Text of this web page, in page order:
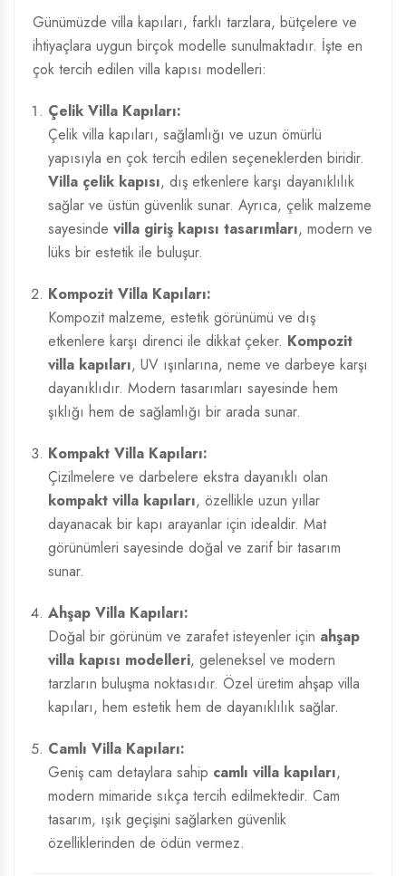
Günümüzde villa kapıları, farklı tarzlara, bütçelere ve
ihtiyaçlara uygun birçok modelle sunulmaktadır. İşte en
çok tercih edilen villa kapısı modelleri:
Çelik Villa Kapıları:
Çelik villa kapıları, sağlamlığı ve uzun ömürlü
yapısıyla en çok tercih edilen seçeneklerden biridir.
Villa çelik kapısı, dış etkenlere karşı dayanıklılık
sağlar ve üstün güvenlik sunar. Ayrıca, çelik malzeme
sayesinde villa giriş kapısı tasarımları, modern ve
lüks bir estetik ile buluşur.
Kompozit Villa Kapıları:
Kompozit malzeme, estetik görünümü ve dış
etkenlere karşı direnci ile dikkat çeker. Kompozit
villa kapıları, UV ışınlarına, neme ve darbeye karşı
dayanıklıdır. Modern tasarımları sayesinde hem
şıklığı hem de sağlamlığı bir arada sunar.
Kompakt Villa Kapıları:
Çizilmelere ve darbelere ekstra dayanıklı olan
kompakt villa kapıları, özellikle uzun yıllar
dayanacak bir kapı arayanlar için idealdir. Mat
görünümleri sayesinde doğal ve zarif bir tasarım
sunar.
Ahşap Villa Kapıları:
Doğal bir görünüm ve zarafet isteyenler için ahşap
villa kapısı modelleri, geleneksel ve modern
tarzların buluşma noktasıdır. Özel üretim ahşap villa
kapıları, hem estetik hem de dayanıklılık sağlar.
Camlı Villa Kapıları:
Geniş cam detaylara sahip camlı villa kapıları,
modern mimaride sıkça tercih edilmektedir. Cam
tasarım, ışık geçişini sağlarken güvenlik
özelliklerinden de ödün vermez.